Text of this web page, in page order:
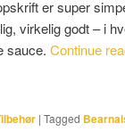
er super
virkelig godt – i
sauce. Continue
| Tagged